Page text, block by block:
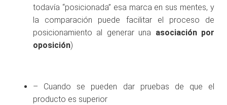
todavía “posicionada” esa marca en sus mentes, y
la comparación puede facilitar el proceso de
posicionamiento al generar una asociación por
oposición)
– Cuando se pueden dar pruebas de que el
producto es superior